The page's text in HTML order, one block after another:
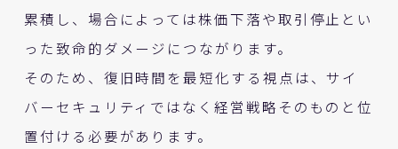
累積し、場合によっては株価下落や取引停止とい
った致命的ダメージにつながります。
そのため、復旧時間を最短化する視点は、サイ
バーセキュリティではなく経営戦略そのものと位
置付ける必要があります。